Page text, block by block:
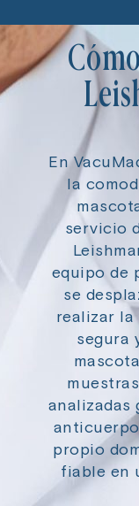
En
la
servicio
equipo de
se
realizar la
segura
analizadas
propio
fiable en